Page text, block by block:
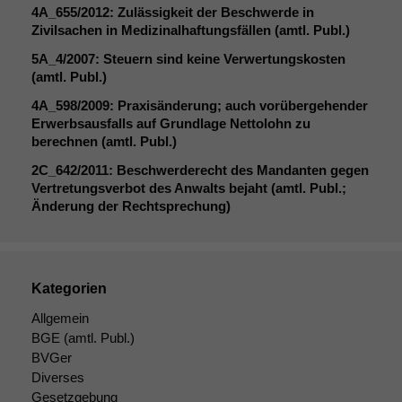
4A_655/2012: Zulässigkeit der Beschwerde in
Zivilsachen in Medizinalhaftungsfällen (amtl. Publ.)
5A_4/2007: Steuern sind keine Verwertungskosten
(amtl. Publ.)
4A_598/2009: Praxisänderung; auch vorübergehender
Erwerbsausfalls auf Grundlage Nettolohn zu
berechnen (amtl. Publ.)
2C_642/2011: Beschwerderecht des Mandanten gegen
Vertretungsverbot des Anwalts bejaht (amtl. Publ.;
Änderung der Rechtsprechung)
Kategorien
Allgemein
BGE (amtl. Publ.)
BVGer
Diverses
Gesetzgebung